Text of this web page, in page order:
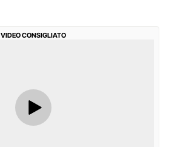
VIDEO CONSIGLIATO